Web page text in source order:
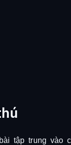
tập trung vào